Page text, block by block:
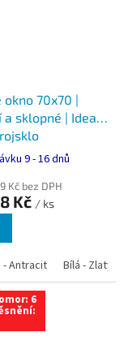
Tmavý dub Bílá -
okno 70x70 |
sklopné | Ideal
9 - 16 dnů
Kč bez DPH
Kč / ks
- Antracit Bílá - Zlatý
6